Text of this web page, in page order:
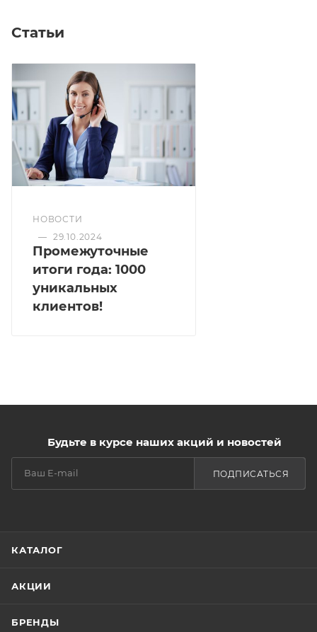
Статьи
НОВОСТИ
— 29.10.2024
Промежуточные
итоги года: 1000
уникальных
клиентов!
Будьте в курсе наших акций и новостей
ПОДПИСАТЬСЯ
КАТАЛОГ
АКЦИИ
БРЕНДЫ